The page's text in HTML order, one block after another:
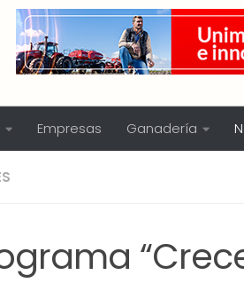
Empresas Ganadería